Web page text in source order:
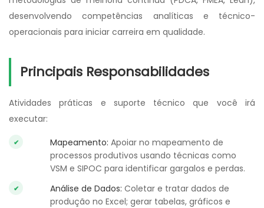
desenvolvendo competências analíticas e técnico-
operacionais para iniciar carreira em qualidade.
Principais Responsabilidades
Atividades práticas e suporte técnico que você irá
executar:
Mapeamento: Apoiar no mapeamento de
processos produtivos usando técnicas como
VSM e SIPOC para identificar gargalos e perdas.
Análise de Dados: Coletar e tratar dados de
produção no Excel; gerar tabelas, gráficos e